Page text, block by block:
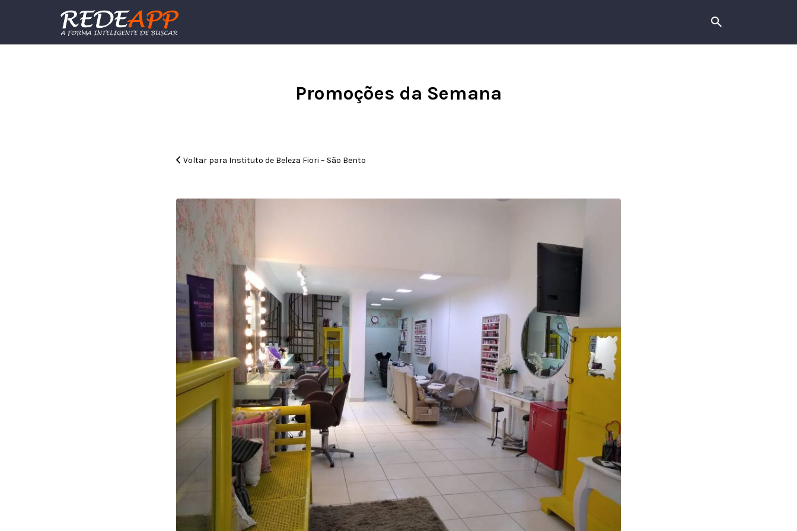
Procurar:
Promoções da Semana
Voltar para Instituto de Beleza Fiori – São Bento